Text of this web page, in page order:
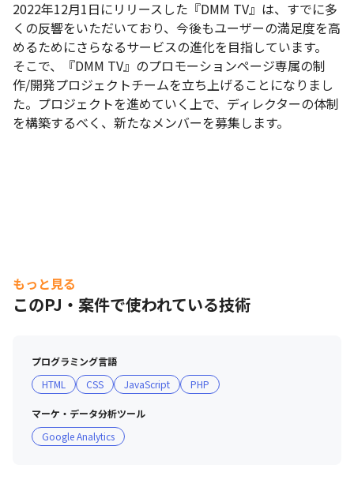
2022年12月1日にリリースした『DMM TV』は、すでに多
くの反響をいただいており、今後もユーザーの満足度を高
めるためにさらなるサービスの進化を目指しています。
そこで、『DMM TV』のプロモーションページ専属の制
作/開発プロジェクトチームを立ち上げることになりまし
た。プロジェクトを進めていく上で、ディレクターの体制
を構築するべく、新たなメンバーを募集します。
もっと見る
このPJ・案件で使われている技術
プログラミング言語
HTML
CSS JavaScript PHP
マーケ・データ分析ツール
Google Analytics